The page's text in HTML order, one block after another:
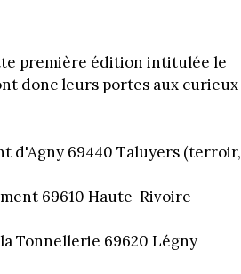
première édition intitulée le
donc leurs portes aux curieux
d'Agny 69440 Taluyers (terroir,
69610 Haute-Rivoire
Tonnellerie 69620 Légny